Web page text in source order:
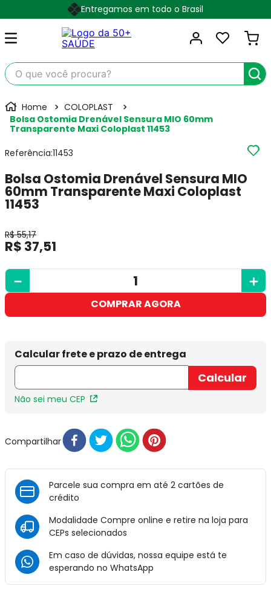
Entregamos em todo o Brasil
O que você procura?
COLOPLAST
Bolsa Ostomia Drenável Sensura MIO 60mm
Transparente Maxi Coloplast 11453
Referência:11453
Bolsa Ostomia Drenável Sensura MIO
60mm Transparente Maxi Coloplast
11453
R$ 55,17
R$ 37,51
＋
－
COMPRAR AGORA
Não sei meu CEP
Compartilhar
Parcele sua compra em até 2 cartões de
crédito
Modalidade Compre online e retire na loja para
CEPs selecionados
Em caso de dúvidas, nossa equipe está te
esperando no WhatsApp